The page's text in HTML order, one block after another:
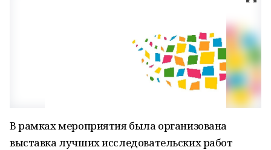
В рамках мероприятия была организована
выставка лучших исследовательских работ